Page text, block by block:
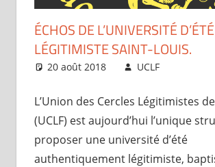
ÉCHOS DE L’UNIVERSITÉ D’ÉTÉ
LÉGITIMISTE SAINT-LOUIS.
20 août 2018 UCLF
L’Union des Cercles Légitimistes
(UCLF) est aujourd’hui l’unique
proposer une université d’été
authentiquement légitimiste,